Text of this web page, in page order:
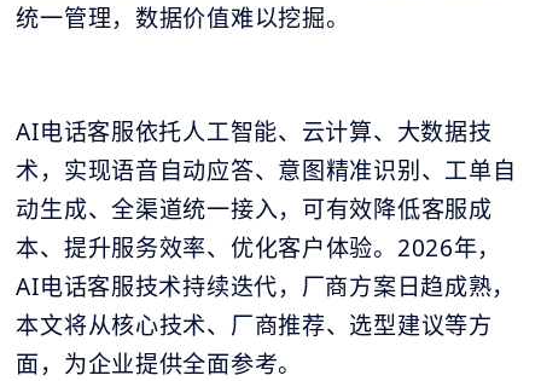
统一管理，数据价值难以挖掘。
AI电话客服依托人工智能、云计算、大数据技
术，实现语音自动应答、意图精准识别、工单自
动生成、全渠道统一接入，可有效降低客服成
本、提升服务效率、优化客户体验。2026年，
AI电话客服技术持续迭代，厂商方案日趋成熟，
本文将从核心技术、厂商推荐、选型建议等方
面，为企业提供全面参考。